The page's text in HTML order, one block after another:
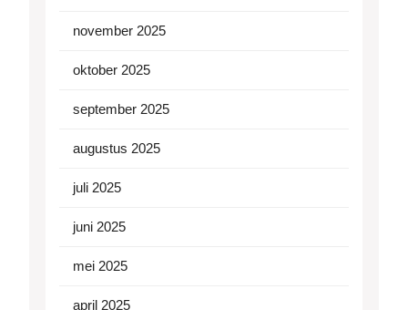
november 2025
oktober 2025
september 2025
augustus 2025
juli 2025
juni 2025
mei 2025
april 2025